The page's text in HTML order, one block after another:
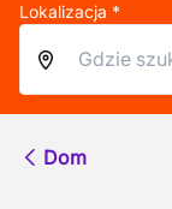
Lokalizacja *
Dom